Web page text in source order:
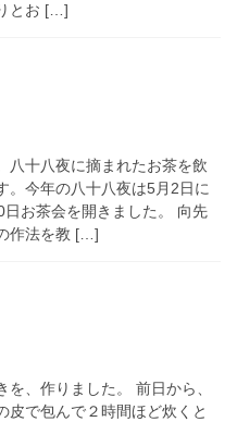
とお […]
八十八夜に摘まれたお茶を飲
。今年の八十八夜は5月2日に
お茶会を開きました。 向先
作法を教 […]
、作りました。 前日から、
皮で包んで２時間ほど炊くと